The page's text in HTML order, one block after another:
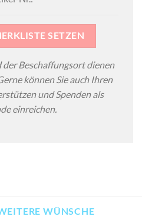
SETZEN
Beschaffungsort dienen
können Sie auch Ihren
und Spenden als
einreichen.
WÜNSCHE